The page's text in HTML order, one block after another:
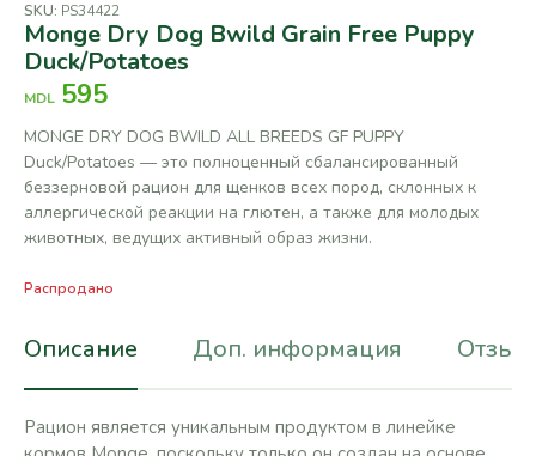
SKU: PS34422
Monge Dry Dog Bwild Grain Free Puppy
Duck/Potatoes
MDL 595
MONGE DRY DOG BWILD ALL BREEDS GF PUPPY
Duck/Potatoes — это полноценный сбалансированный
беззерновой рацион для щенков всех пород, склонных к
аллергической реакции на глютен, а также для молодых
животных, ведущих активный образ жизни.
Распродано
Описание Доп. информация
Рацион является уникальным продуктом в линейке